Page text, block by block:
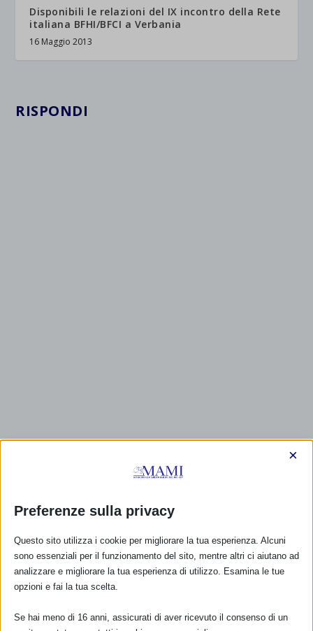
Disponibili le relazioni del IX incontro della Rete
italiana BFHI/BFCI a Verbania
16 Maggio 2013
RISPONDI
CALENDARIO EVENTI
TUTTI GLI EVENTI
FARMACI IN ALLATTAMENTO E
Preferenze sulla privacy
×
Questo sito utilizza i cookie per migliorare la tua esperienza. Alcuni
sono essenziali per il funzionamento del sito, mentre altri ci aiutano ad
analizzare e migliorare la tua esperienza di utilizzo. Esamina le tue
opzioni e fai la tua scelta.
Se hai meno di 16 anni, assicurati di aver ricevuto il consenso di un